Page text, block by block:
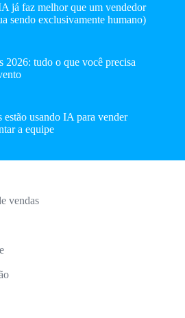
já faz melhor que um vendedor
sendo exclusivamente humano)
2026: tudo o que você precisa
estão usando IA para vender
a equipe
vendas